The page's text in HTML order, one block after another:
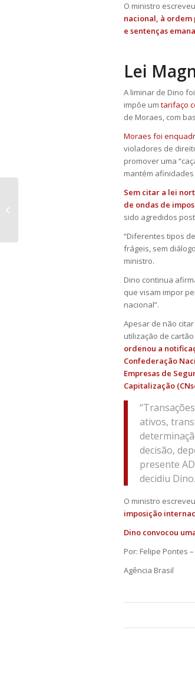
O ministro
nacional, à ordem
e sentenças
Lei
A liminar de Dino
impõe um tarifaço
de Moraes, com
Moraes foi
violadores de
promover uma
mantém
Sem citar a lei
de ondas de
sido agredidos
“Diferentes tipos
frágeis, sem
ministro.
Dino continua
que visam impor
nacional”.
Apesar de não
utilização de
ordenou a
Confederação
Empresas de
Capitalização
ativos,
decisão,
presente
decidiu Dino.
O ministro
imposição
Dino convocou
Por: Felipe Pontes
Agência Brasil
Prova de Vida já foi feita por 90%